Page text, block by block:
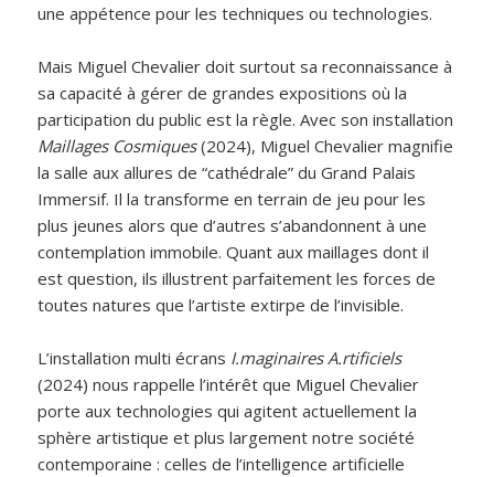
une appétence pour les techniques ou technologies.
Mais Miguel Chevalier doit surtout sa reconnaissance à
sa capacité à gérer de grandes expositions où la
participation du public est la règle. Avec son installation
Maillages Cosmiques(2024), Miguel Chevalier magnifie
la salle aux allures de “cathédrale” du Grand Palais
Immersif. Il la transforme en terrain de jeu pour les
plus jeunes alors que d’autres s’abandonnent à une
contemplation immobile. Quant aux maillages dont il
est question, ils illustrent parfaitement les forces de
toutes natures que l’artiste extirpe de l’invisible.
L’installation multi écrans I.maginaires A.rtificiels
(2024) nous rappelle l’intérêt que Miguel Chevalier
porte aux technologies qui agitent actuellement la
sphère artistique et plus largement notre société
contemporaine : celles de l’intelligence artificielle